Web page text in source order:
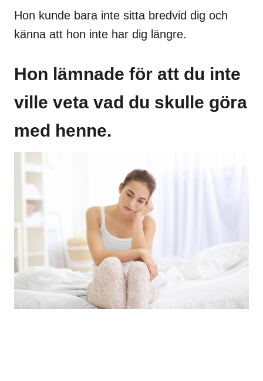
Hon kunde bara inte sitta bredvid dig och
känna att hon inte har dig längre.
Hon lämnade för att du inte
ville veta vad du skulle göra
med henne.